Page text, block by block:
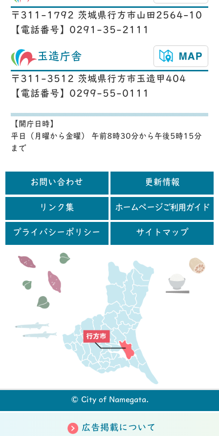
〒311-1792 茨城県行方市山田2564-10
【電話番号】0291-35-2111
玉造庁舎
〒311-3512 茨城県行方市玉造甲404
【電話番号】0299-55-0111
【開庁日時】
平日（月曜から金曜） 午前8時30分から午後5時15分
まで
お問い合わせ 更新情報
リンク集 ホームページご利用ガイド
プライバシーポリシー サイトマップ
© City of Namegata.
広告掲載について